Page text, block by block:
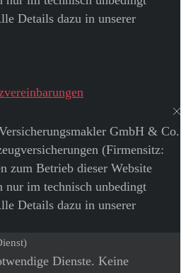
Details dazu in unserer
GmbH & Co.
(Firmensitz:
zum Betrieb dieser Website
nur im technisch unbedingt
Details dazu in unserer
Dienste. Keine